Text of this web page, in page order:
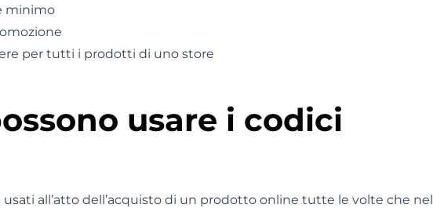
minimo
per tutti i prodotti di uno store
usare i codici
usati all’atto dell’acquisto di un prodotto online tutte le volte che nel